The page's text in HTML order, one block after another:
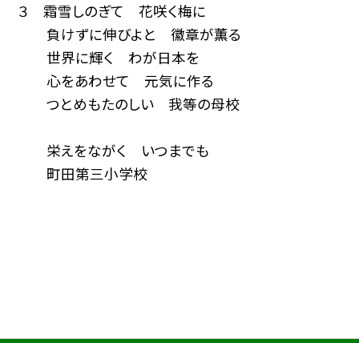
３ 霜雪しのぎて 花咲く梅に
負けずに伸びよと 徽章が薫る
世界に輝く わが日本を
心をあわせて 元気に作る
つとめもたのしい 我等の母校
栄えをながく いつまでも
町田第三小学校